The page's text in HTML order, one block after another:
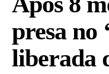
presa no
liberada